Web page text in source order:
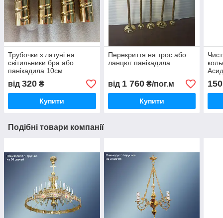
Трубочки з латуні на
світильники бра або
панікадила 10см
від 320 ₴
Купити
Перекриття на трос або
ланцюг панікадила
від 1 760₴/пог.м
Купити
150
Подібні товари компанії